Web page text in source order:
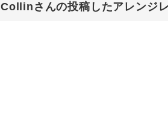
Collinさんの投稿したアレンジ